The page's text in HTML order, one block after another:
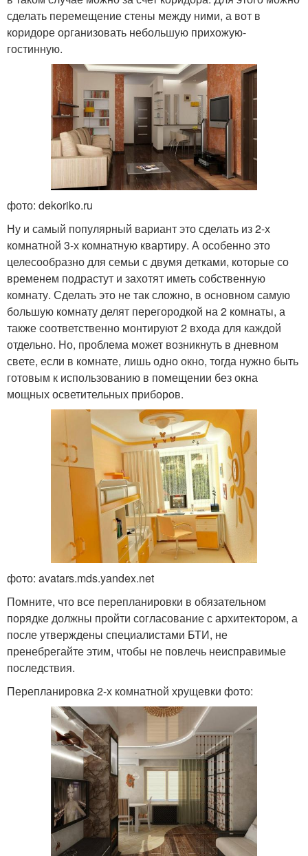
сделать перемещение стены между ними, а вот в
коридоре организовать небольшую прихожую-
гостинную.
фото: dekoriko.ru
Ну и самый популярный вариант это сделать из 2-х
комнатной 3-х комнатную квартиру. А особенно это
целесообразно для семьи с двумя детками, которые со
временем подрастут и захотят иметь собственную
комнату. Сделать это не так сложно, в основном самую
большую комнату делят перегородкой на 2 комнаты, а
также соответственно монтируют 2 входа для каждой
отдельно. Но, проблема может возникнуть в дневном
свете, если в комнате, лишь одно окно, тогда нужно быть
готовым к использованию в помещении без окна
мощных осветительных приборов.
фото: avatars.mds.yandex.net
Помните, что все перепланировки в обязательном
порядке должны пройти согласование с архитектором, а
после утверждены специалистами БТИ, не
пренебрегайте этим, чтобы не повлечь неисправимые
последствия.
Перепланировка 2-х комнатной хрущевки фото: